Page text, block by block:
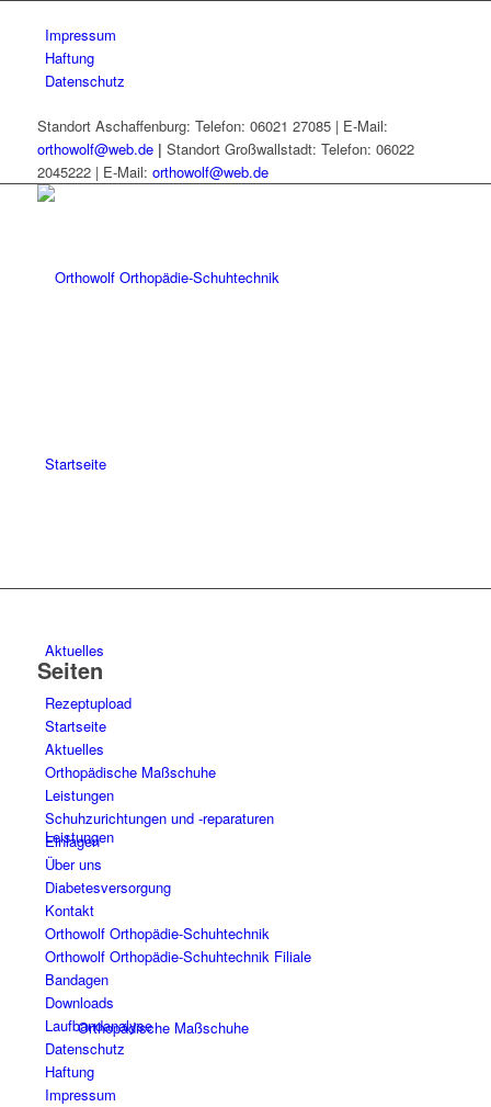
Impressum
Haftung
Datenschutz
Standort Aschaffenburg: Telefon: 06021 27085 | E-Mail:
orthowolf@web.de | Standort Großwallstadt: Telefon: 06022
2045222 | E-Mail: orthowolf@web.de
Startseite
Aktuelles
Leistungen
Orthopädische Maßschuhe
Seiten
Rezeptupload
Startseite
Aktuelles
Orthopädische Maßschuhe
Leistungen
Schuhzurichtungen und -reparaturen
Einlagen
Über uns
Diabetesversorgung
Kontakt
Orthowolf Orthopädie-Schuhtechnik
Orthowolf Orthopädie-Schuhtechnik Filiale
Bandagen
Downloads
Laufbandanalyse
Datenschutz
Haftung
Impressum